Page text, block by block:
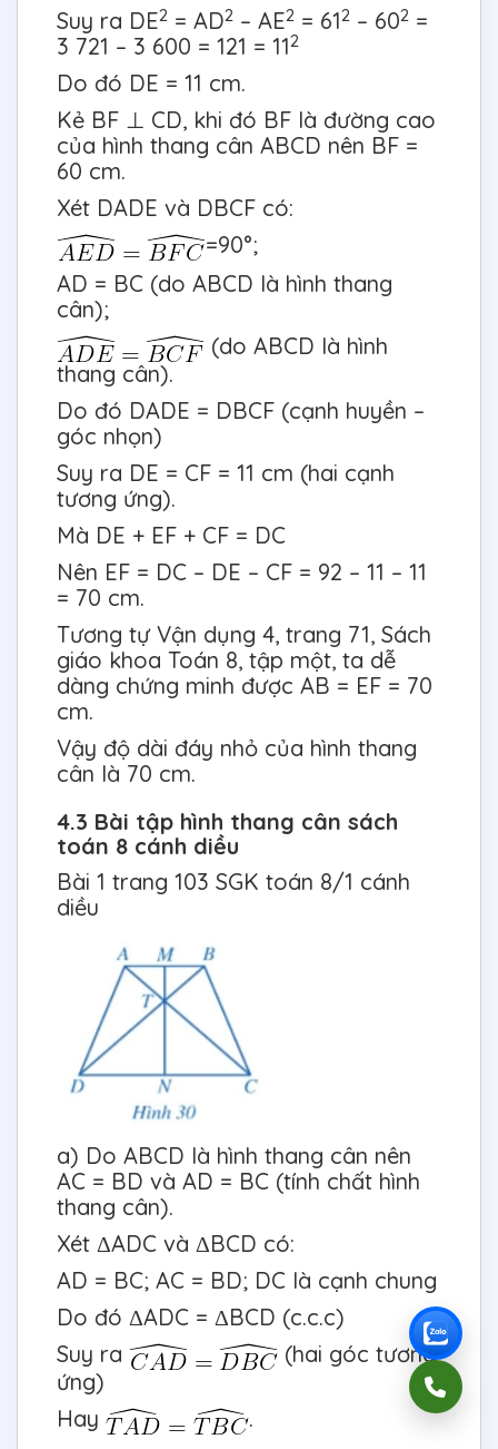
Suy ra DE2 = AD2 – AE2 = 612 – 602 =
3 721 – 3 600 = 121 = 112
Do đó DE = 11 cm.
Kẻ BF ⊥ CD, khi đó BF là đường cao
của hình thang cân ABCD nên BF =
60 cm.
Xét DADE và DBCF có:
=90°;
AD = BC (do ABCD là hình thang
cân);
(do ABCD là hình
thang cân).
Do đó DADE = DBCF (cạnh huyền –
góc nhọn)
Suy ra DE = CF = 11 cm (hai cạnh
tương ứng).
Mà DE + EF + CF = DC
Nên EF = DC – DE – CF = 92 – 11 – 11
= 70 cm.
Tương tự Vận dụng 4, trang 71, Sách
giáo khoa Toán 8, tập một, ta dễ
dàng chứng minh được AB = EF = 70
cm.
Vậy độ dài đáy nhỏ của hình thang
cân là 70 cm.
4.3 Bài tập hình thang cân sách
toán 8 cánh diều
Bài 1 trang 103 SGK toán 8/1 cánh
diều
a) Do ABCD là hình thang cân nên
AC = BD và AD = BC (tính chất hình
thang cân).
Xét ΔADC và ΔBCD có:
AD = BC; AC = BD; DC là cạnh chung
Do đó ΔADC = ΔBCD (c.c.c)
Suy ra
(hai góc tương
ứng)
Hay
.